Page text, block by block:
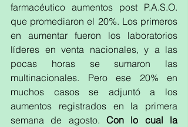
farmacéutico aumentos post P.A.S.O.
que promediaron el 20%. Los primeros
en aumentar fueron los laboratorios
líderes en venta nacionales, y a las
pocas horas se sumaron las
multinacionales. Pero ese 20% en
muchos casos se adjuntó a los
aumentos registrados en la primera
semana de agosto. Con lo cual la